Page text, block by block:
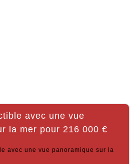
la mer pour 216 000 €
avec une vue panoramique sur la